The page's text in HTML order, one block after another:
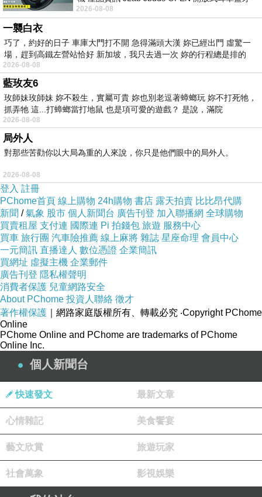
耳機評語：非常有特色，值得喜愛美型工
2026-08-08
一襲白衣
巧了，約好的日子 車庫大門打不開 急得滿頭大漢 妳已經出門 虛驚一
場，趕到高鐵左營站恰好 新加坡，我只去過一次 妳的行程總是排的
2026-08-08
藍玫友6
玫師妹玫師妹 妳不殺生，實屬可貴 妳也別老逗著蟑螂玩 妳不打死牠，
抓弄牠 這...打蟑螂當打地鼠 也是項可愛的遊戲？ 是說，滿院
2026-08-08
局外人
對那些苦勸你以大局為重的人來說，你只是他們眼中的局外人。
2026-08-08
登入 註冊
PChome首頁 線上購物 24h購物 書店 露天拍賣 比比昂代購
新聞 /氣象 股市 個人新聞台 廣告刊登 加入聯播網 全球購物
買賣租屋 支付連 國際連 Pi 拍錢包 旅遊 服務中心
買車 旅行團 汽車險推薦 線上麻將 雜誌 星座命理 會員中心
一元簡訊 直播達人 數位憑證 企業簡訊
買網址 虛擬主機 企業郵件
廣告刊登 隱私權聲明
消費者保護 兒童網路安全
About PChome 投資人聯絡 徵才
著作權保護 ｜網路家庭版權所有、轉載必究 ‧Copyright PChome
Online
PChome Online and PChome are trademarks of PChome
Online Inc.
個人新聞台
快速發文 最新文章
心情雜記 美食饗宴
藝文欣賞 旅遊玩家
社會萬象 影視娛樂